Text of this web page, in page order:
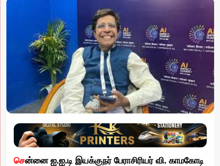
சென்னை ஐ.ஐ.டி இயக்குநர் பேராசிரியர் வி. காமகோடி